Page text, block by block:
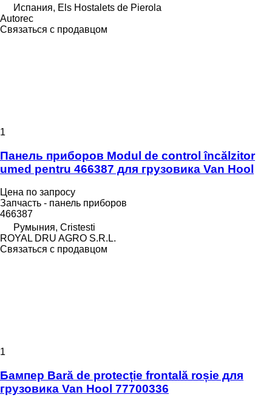
Испания, Els Hostalets de Pierola
Autorec
Связаться с продавцом
1
Панель приборов Modul de control încălzitor
umed pentru 466387 для грузовика Van Hool
Цена по запросу
Запчасть - панель приборов
466387
Румыния, Cristesti
ROYAL DRU AGRO S.R.L.
Связаться с продавцом
1
Бампер Bară de protecție frontală roșie для
грузовика Van Hool 77700336